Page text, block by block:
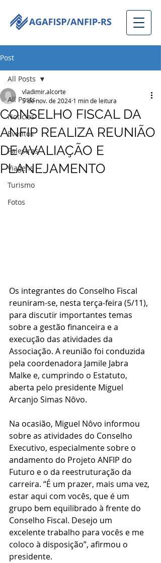
Post
All Posts
Notícias
Eventos
Palestras
Viagens
Turismo
Fotos
All Posts
CONSELHO FISCAL DA
ANFIP REALIZA REUNIÃO
DE AVALIAÇÃO E
PLANEJAMENTO
vladimir.alcorte
5 de nov. de 2024 1 min de leitura
Os integrantes do Conselho Fiscal
reuniram-se, nesta terça-feira (5/11),
para discutir importantes temas
sobre a gestão financeira e a
execução das atividades da
Associação. A reunião foi conduzida
pela coordenadora Jamile Jabra
Malke e, cumprindo o Estatuto,
aberta pelo presidente Miguel
Arcanjo Simas Nôvo.
Na ocasião, Miguel Nôvo informou
sobre as atividades do Conselho
Executivo, especialmente sobre o
andamento do Projeto ANFIP do
Futuro e o da reestruturação da
carreira. “É um prazer, mais uma vez,
estar aqui com vocês, que é um
grupo bem equilibrado à frente do
Conselho Fiscal. Desejo um
excelente trabalho para vocês e me
coloco à disposição”, afirmou o
presidente.